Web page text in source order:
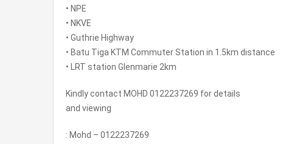
• NPE
• NKVE
• Guthrie Highway
• Batu Tiga KTM Commuter Station in 1.5km distance
• LRT station Glenmarie 2km
Kindly contact MOHD 0122237269 for details
and viewing
: Mohd – 0122237269